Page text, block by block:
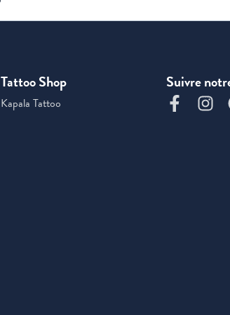
Tattoo Shop
Kapala Tattoo
Suivre